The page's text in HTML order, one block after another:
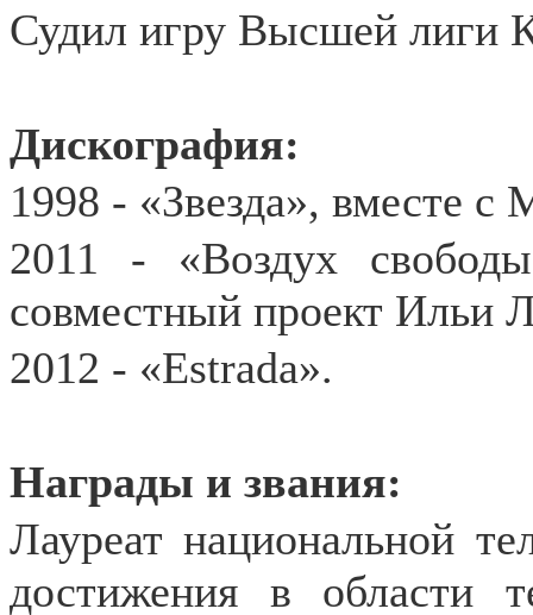
Судил игру Высшей лиги
Дискография:
1998 - «Звезда», вместе
2011 - «Воздух
совместный проект Ильи
2012 - «Estrada».
Награды и звания:
Лауреат национальной
достижения в области